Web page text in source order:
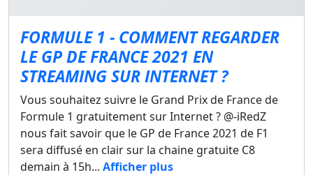
FORMULE 1 - COMMENT REGARDER
LE GP DE FRANCE 2021 EN
STREAMING SUR INTERNET ?
Vous souhaitez suivre le Grand Prix de France de
Formule 1 gratuitement sur Internet ? @-iRedZ
nous fait savoir que le GP de France 2021 de F1
sera diffusé en clair sur la chaine gratuite C8
demain à 15h... Afficher plus